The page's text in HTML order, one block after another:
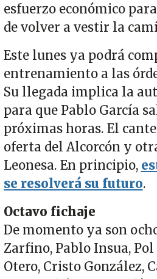
esfuerzo económico
de volver a vestir la
Este lunes ya podrá
entrenamiento a las
Su llegada implica la
para que Pablo García
próximas horas. El
oferta del Alcorcón y
Leonesa. En principio,
se resolverá su futuro.
Octavo fichaje
De momento ya son
Zarfino, Pablo Insua,
Otero, Cristo González,